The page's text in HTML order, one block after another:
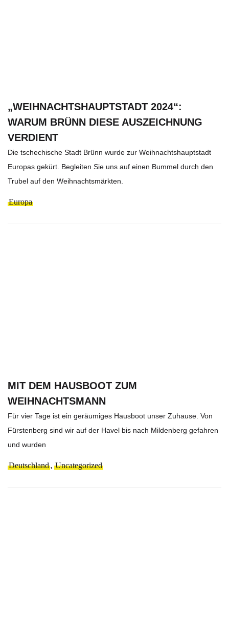
„WEIHNACHTSHAUPTSTADT 2024“:
WARUM BRÜNN DIESE AUSZEICHNUNG
VERDIENT
Die tschechische Stadt Brünn wurde zur Weihnachtshauptstadt
Europas gekürt. Begleiten Sie uns auf einen Bummel durch den
Trubel auf den Weihnachtsmärkten.
Europa
MIT DEM HAUSBOOT ZUM
WEIHNACHTSMANN
Für vier Tage ist ein geräumiges Hausboot unser Zuhause. Von
Fürstenberg sind wir auf der Havel bis nach Mildenberg gefahren
und wurden
Deutschland, Uncategorized